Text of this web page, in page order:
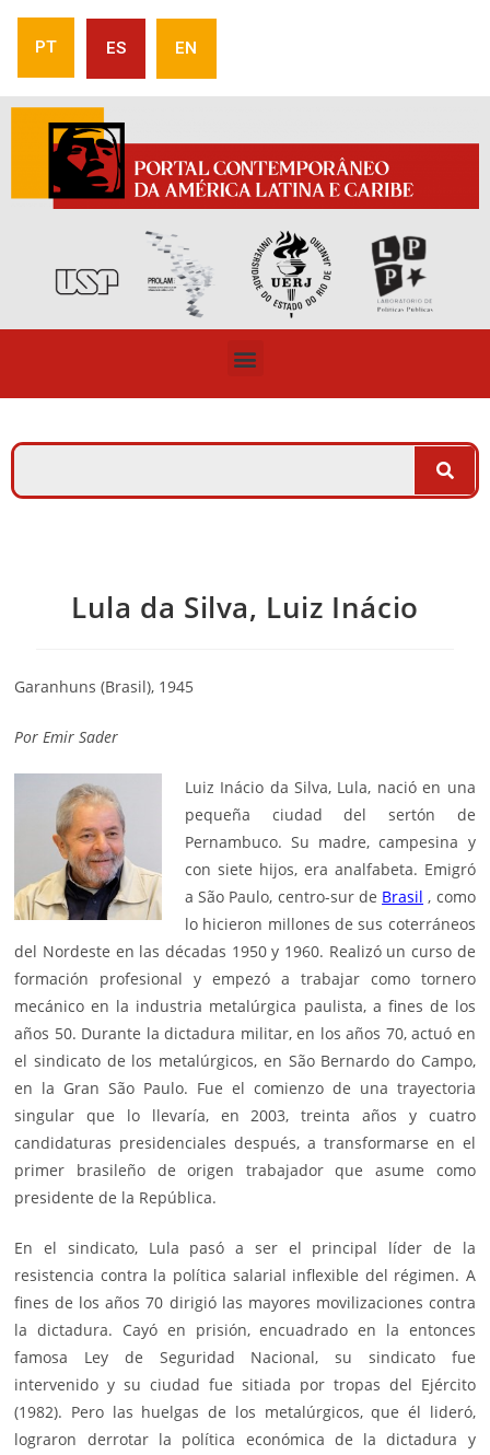
PT ES EN
Lula da Silva, Luiz Inácio
Garanhuns (Brasil), 1945
PorEmir Sader
Luiz Inácio da Silva, Lula, nació en una
pequeña ciudad del sertón de
Pernambuco. Su madre, campesina y
con siete hijos, era analfabeta. Emigró
a São Paulo, centro-sur de Brasil , como
lo hicieron millones de sus coterráneos
del Nordeste en las décadas 1950 y 1960. Realizó un curso de
formación profesional y empezó a trabajar como tornero
mecánico en la industria metalúrgica paulista, a fines de los
años 50. Durante la dictadura militar, en los años 70, actuó en
el sindicato de los metalúrgicos, en São Bernardo do Campo,
en la Gran São Paulo. Fue el comienzo de una trayectoria
singular que lo llevaría, en 2003, treinta años y cuatro
candidaturas presidenciales después, a transformarse en el
primer brasileño de origen trabajador que asume como
presidente de la República.
En el sindicato, Lula pasó a ser el principal líder de la
resistencia contra la política salarial inflexible del régimen. A
fines de los años 70 dirigió las mayores movilizaciones contra
la dictadura. Cayó en prisión, encuadrado en la entonces
famosa Ley de Seguridad Nacional, su sindicato fue
intervenido y su ciudad fue sitiada por tropas del Ejército
(1982). Pero las huelgas de los metalúrgicos, que él lideró,
lograron derrotar la política económica de la dictadura y